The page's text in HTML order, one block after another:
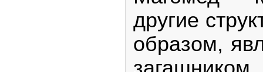
другие
образом,